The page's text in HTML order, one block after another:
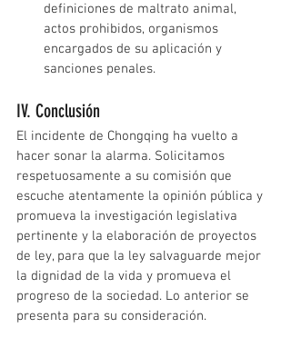
definiciones de maltrato animal,
actos prohibidos, organismos
encargados de su aplicación y
sanciones penales.
IV. Conclusión
El incidente de Chongqing ha vuelto a
hacer sonar la alarma. Solicitamos
respetuosamente a su comisión que
escuche atentamente la opinión pública y
promueva la investigación legislativa
pertinente y la elaboración de proyectos
de ley, para que la ley salvaguarde mejor
la dignidad de la vida y promueva el
progreso de la sociedad. Lo anterior se
presenta para su consideración.